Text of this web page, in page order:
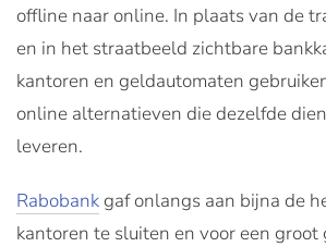
offline naar online. In plaats van de
en in het straatbeeld zichtbare
kantoren en geldautomaten
online alternatieven die dezelfde
leveren.
Rabobankgaf onlangs aan bijna de
kantoren te sluiten en voor een